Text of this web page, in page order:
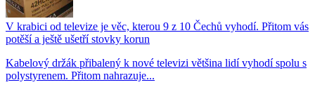
V krabici od televize je věc, kterou 9 z 10 Čechů vyhodí. Přitom vás
potěší a ještě ušetří stovky korun
Kabelový držák přibalený k nové televizi většina lidí vyhodí spolu s
polystyrenem. Přitom nahrazuje...